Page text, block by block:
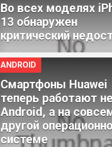
Во всех моделях
13 обнаружен
критический
ANDROID
Смартфоны Huawei
теперь работают
Android, а на
другой
системе